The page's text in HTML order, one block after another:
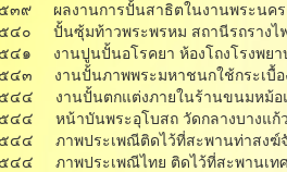
๓๙ ผลงานการปั้นสาธิตในงานพระนคร
๔๐ ปั้นซุ้มท้าวพระพรหม สถานีรถรางไฟ
๔๑ งานปูนปั้นอโรคยา ห้องโถงโรงพยา
๔๓ งานปั้นภาพพระมหาชนกใช้กระเบื้อ
๔๔ งานปั้นตกแต่งภายในร้านขนมหม้อแ
๔๔ หน้าบันพระอุโบสถ วัดกลางบางแก้ว
๔๔ ภาพประเพณีติดไว้ที่สะพานท่าสงฆ์จั
๔๔ ภาพประเพณีไทย ติดไว้ที่สะพานเทศ